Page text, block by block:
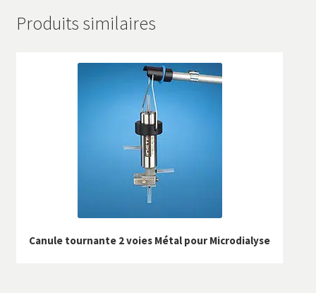
Produits similaires
Canule tournante 2 voies Métal pour Microdialyse